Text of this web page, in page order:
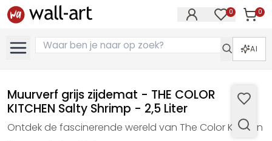
0 0
AI
Muurverf grijs zijdemat - THE COLOR
KITCHEN Salty Shrimp - 2,5 Liter
Ontdek de fascinerende wereld van The Color Kitchen